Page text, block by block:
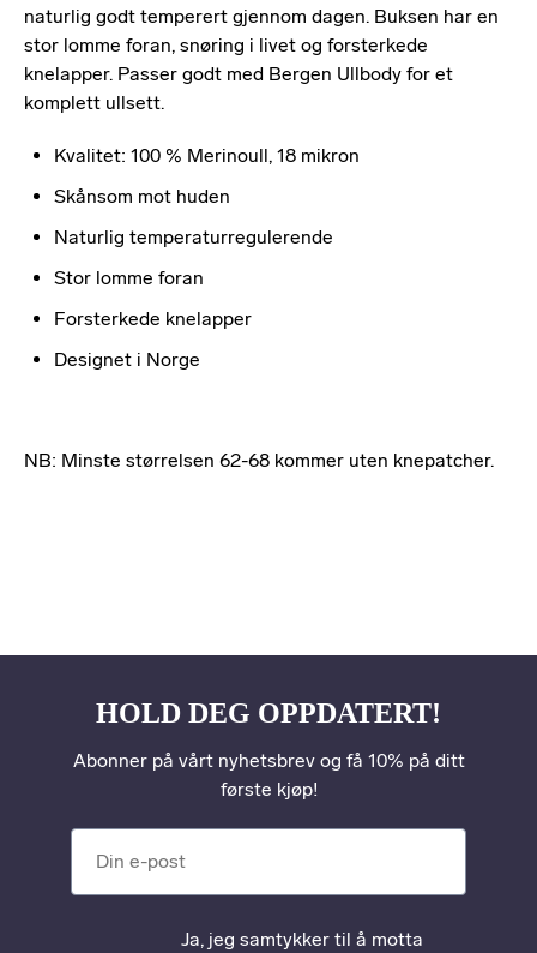
naturlig godt temperert gjennom dagen. Buksen har en
stor lomme foran, snøring i livet og forsterkede
knelapper. Passer godt med Bergen Ullbody for et
komplett ullsett.
Kvalitet: 100 % Merinoull, 18 mikron
Skånsom mot huden
Naturlig temperaturregulerende
Stor lomme foran
Forsterkede knelapper
Designet i Norge
NB: Minste størrelsen 62-68 kommer uten knepatcher.
HOLD DEG OPPDATERT!
Abonner på vårt nyhetsbrev og få 10% på ditt
første kjøp!
Ja, jeg samtykker til å motta